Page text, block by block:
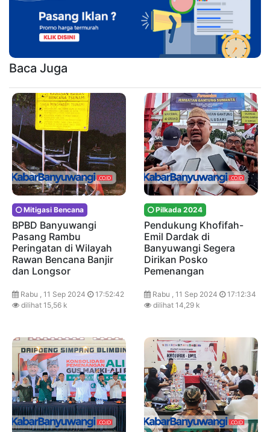
Baca Juga
Mitigasi Bencana
BPBD Banyuwangi
Pasang Rambu
Peringatan di Wilayah
Rawan Bencana Banjir
dan Longsor
Rabu , 11 Sep 2024
17:52:42
dilihat 15,56 k
Pilkada 2024
Pendukung Khofifah-
Emil Dardak di
Banyuwangi Segera
Dirikan Posko
Pemenangan
Rabu , 11 Sep 2024
17:12:34
dilihat 14,29 k